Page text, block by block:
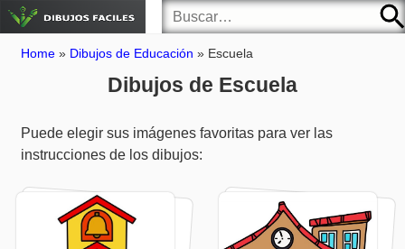
Home » Dibujos de Educación » Escuela
Dibujos de Escuela
Puede elegir sus imágenes favoritas para ver las
instrucciones de los dibujos: